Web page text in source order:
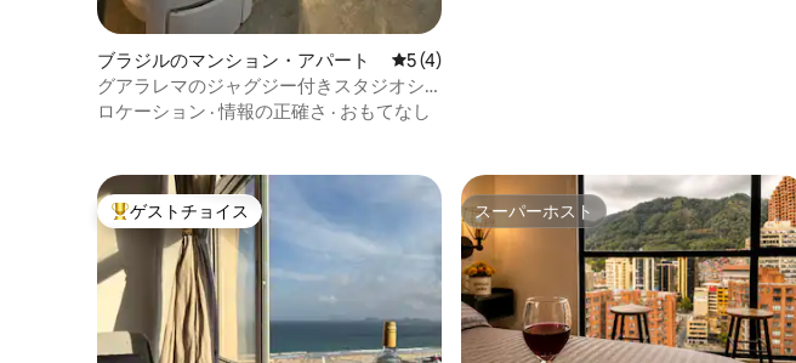
ブラジルのマンション・アパート レビュー4件、5つ星中5つ星の平均評価
5 (4)
グアラレマのジャグジー付きスタジオシ
ネマ
ロケーション ·情報の正確さ · おもてなし
大好評のゲストチョイスです。
ゲストチョイス スーパーホスト
スーパーホスト